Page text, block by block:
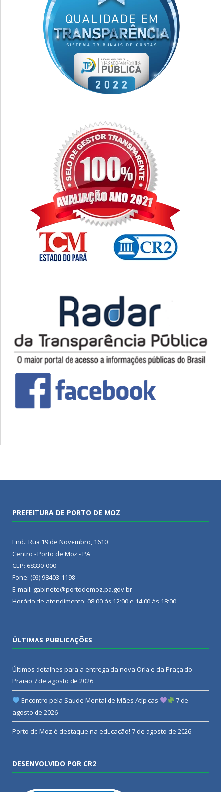
PREFEITURA DE PORTO DE MOZ
End.: Rua 19 de Novembro, 1610
Centro - Porto de Moz - PA
CEP: 68330-000
Fone: (93) 98403-1198
E-mail: gabinete@portodemoz.pa.gov.br
Horário de atendimento: 08:00 às 12:00 e 14:00 às 18:00
ÚLTIMAS PUBLICAÇÕES
Últimos detalhes para a entrega da nova Orla e da Praça do
Praião 7 de agosto de 2026
Encontro pela Saúde Mental de Mães Atípicas
7 de
agosto de 2026
Porto de Moz é destaque na educação! 7 de agosto de 2026
DESENVOLVIDO POR CR2